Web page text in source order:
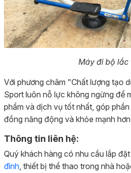
Máy đi bộ lắc
Với phương châm "Chất lượng tạo
Sport luôn nỗ lực không ngừng để
phẩm và dịch vụ tốt nhất, góp
đồng năng động và khỏe mạnh
Thông tin liên hệ:
Quý khách hàng có nhu cầu lắp đặt
đình, thiết bị thể thao trong nhà